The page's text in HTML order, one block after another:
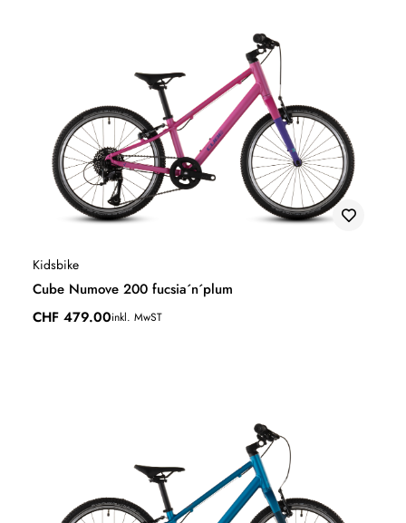
Kidsbike
Cube Numove 200 fucsia´n´plum
CHF 479.00inkl. MwST